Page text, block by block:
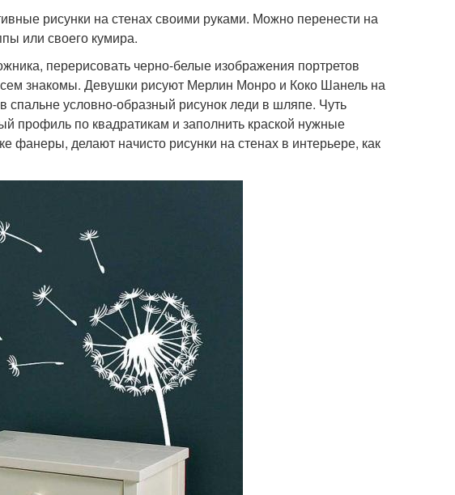
рисунки на стенах своими руками. Можно перенести на
или своего кумира.
перерисовать черно-белые изображения портретов
знакомы. Девушки рисуют Мерлин Монро и Коко Шанель на
условно-образный рисунок леди в шляпе. Чуть
профиль по квадратикам и заполнить краской нужные
фанеры, делают начисто рисунки на стенах в интерьере, как